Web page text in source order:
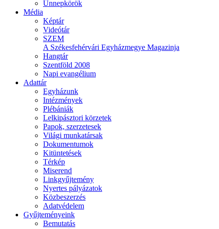
Ünnepkörök
Média
Képtár
Videótár
SZEM
A Székesfehérvári Egyházmegye Magazinja
Hangtár
Szentföld 2008
Napi evangélium
Adattár
Egyházunk
Intézmények
Plébániák
Lelkipásztori körzetek
Papok, szerzetesek
Világi munkatársak
Dokumentumok
Kitüntetések
Térkép
Miserend
Linkgyűjtemény
Nyertes pályázatok
Közbeszerzés
Adatvédelem
Gyűjteményeink
Bemutatás